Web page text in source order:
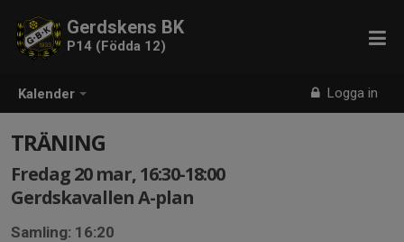
Kalender Logga in
Gerdskens BK
P14 (Födda 12)
TRÄNING
Fredag 20 mar, 16:30-18:00
Gerdskavallen A-plan
Samling: 16:20